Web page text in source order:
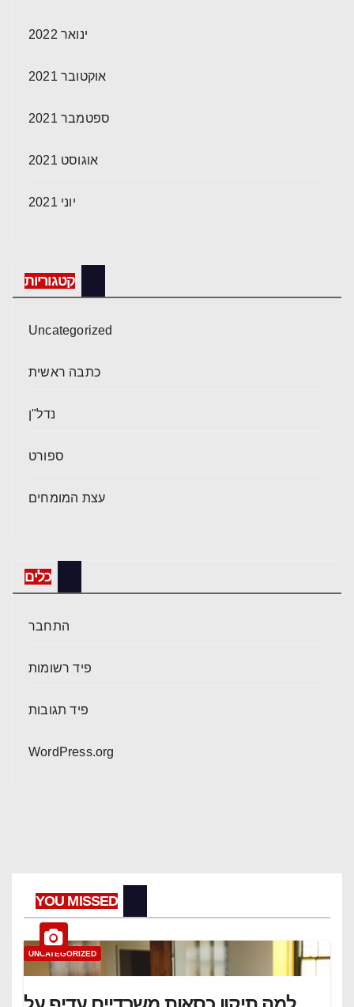
ינואר 2022
אוקטובר 2021
ספטמבר 2021
אוגוסט 2021
יוני 2021
קטגוריות
Uncategorized
כתבה ראשית
נדל"ן
ספורט
עצת המומחים
כלים
התחבר
פיד רשומות
פיד תגובות
WordPress.org
YOU MISSED
UNCATEGORIZED